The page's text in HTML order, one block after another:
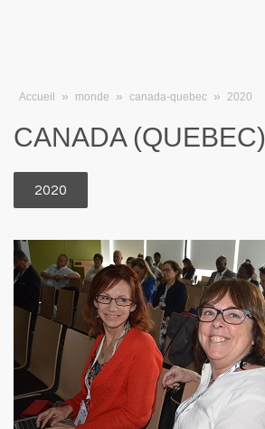
Accueil » monde » canada-quebec » 2020
CANADA (QUEBEC)
2020